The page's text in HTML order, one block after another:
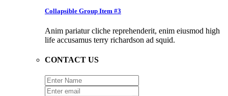
Collapsible Group Item #3
Anim pariatur cliche reprehenderit, enim eiusmod high
life accusamus terry richardson ad squid.
CONTACT US